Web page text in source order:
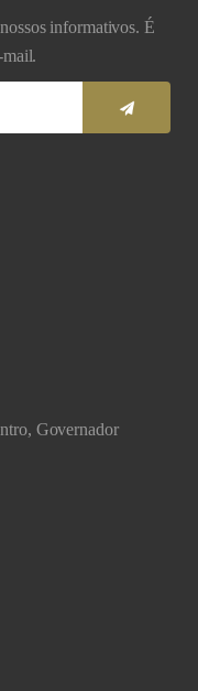
informativos. É
Governador